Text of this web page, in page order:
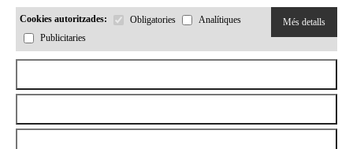
SUBSCRIU-TE AL NOSTRE BUTLLETÍ!
Correu electrónic
Cookies autoritzades: Obligatories
Analítiques
Publicitaries
Més detalls